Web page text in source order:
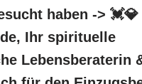
haben -> 💓️💎
Ihr spirituelle
Lebensberaterin